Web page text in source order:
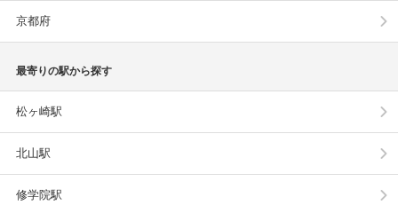
京都府
最寄りの駅から探す
松ヶ崎駅
北山駅
修学院駅